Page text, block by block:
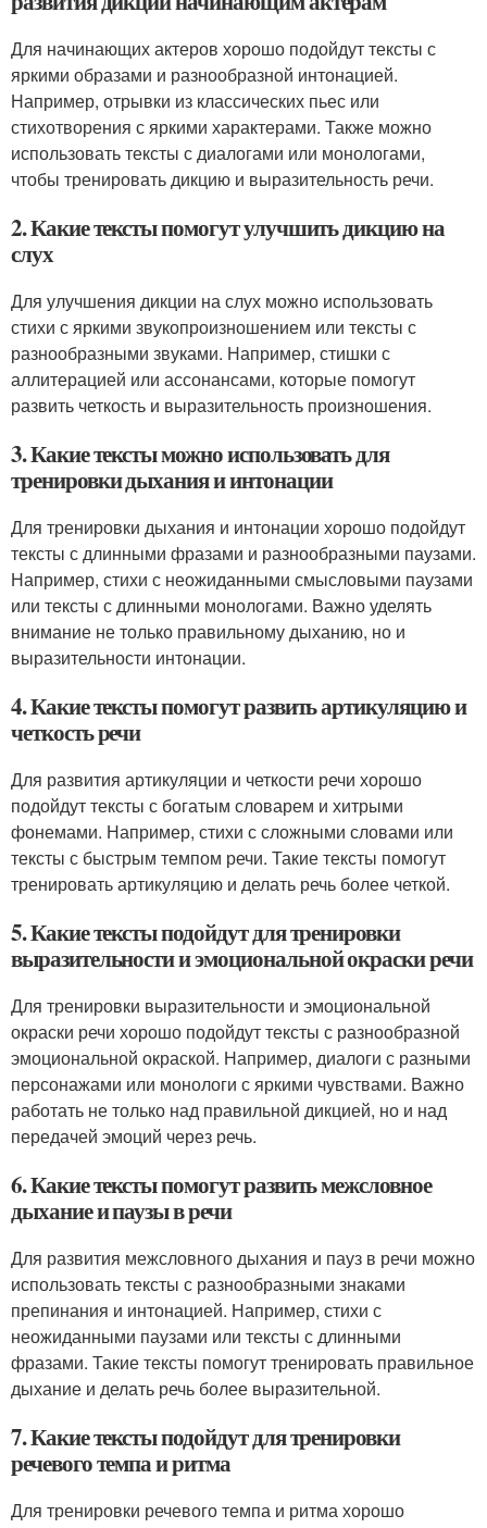
Для начинающих актеров хорошо подойдут тексты с
яркими образами и разнообразной интонацией.
Например, отрывки из классических пьес или
стихотворения с яркими характерами. Также можно
использовать тексты с диалогами или монологами,
чтобы тренировать дикцию и выразительность речи.
2. Какие тексты помогут улучшить дикцию на
слух
Для улучшения дикции на слух можно использовать
стихи с яркими звукопроизношением или тексты с
разнообразными звуками. Например, стишки с
аллитерацией или ассонансами, которые помогут
развить четкость и выразительность произношения.
3. Какие тексты можно использовать для
тренировки дыхания и интонации
Для тренировки дыхания и интонации хорошо подойдут
тексты с длинными фразами и разнообразными паузами.
Например, стихи с неожиданными смысловыми паузами
или тексты с длинными монологами. Важно уделять
внимание не только правильному дыханию, но и
выразительности интонации.
4. Какие тексты помогут развить артикуляцию и
четкость речи
Для развития артикуляции и четкости речи хорошо
подойдут тексты с богатым словарем и хитрыми
фонемами. Например, стихи с сложными словами или
тексты с быстрым темпом речи. Такие тексты помогут
тренировать артикуляцию и делать речь более четкой.
5. Какие тексты подойдут для тренировки
выразительности и эмоциональной окраски речи
Для тренировки выразительности и эмоциональной
окраски речи хорошо подойдут тексты с разнообразной
эмоциональной окраской. Например, диалоги с разными
персонажами или монологи с яркими чувствами. Важно
работать не только над правильной дикцией, но и над
передачей эмоций через речь.
6. Какие тексты помогут развить межсловное
дыхание и паузы в речи
Для развития межсловного дыхания и пауз в речи можно
использовать тексты с разнообразными знаками
препинания и интонацией. Например, стихи с
неожиданными паузами или тексты с длинными
фразами. Такие тексты помогут тренировать правильное
дыхание и делать речь более выразительной.
7. Какие тексты подойдут для тренировки
речевого темпа и ритма
Для тренировки речевого темпа и ритма хорошо